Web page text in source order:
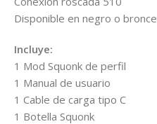
Disponible en negro o bronce
Incluye:
1 Mod Squonk de perfil
1 Manual de usuario
1 Cable de carga tipo C
1 Botella Squonk